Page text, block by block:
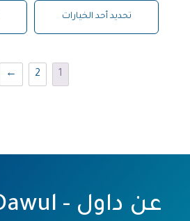
تحديد أحد الخيارات
1
2
←
عن داول - Dawul